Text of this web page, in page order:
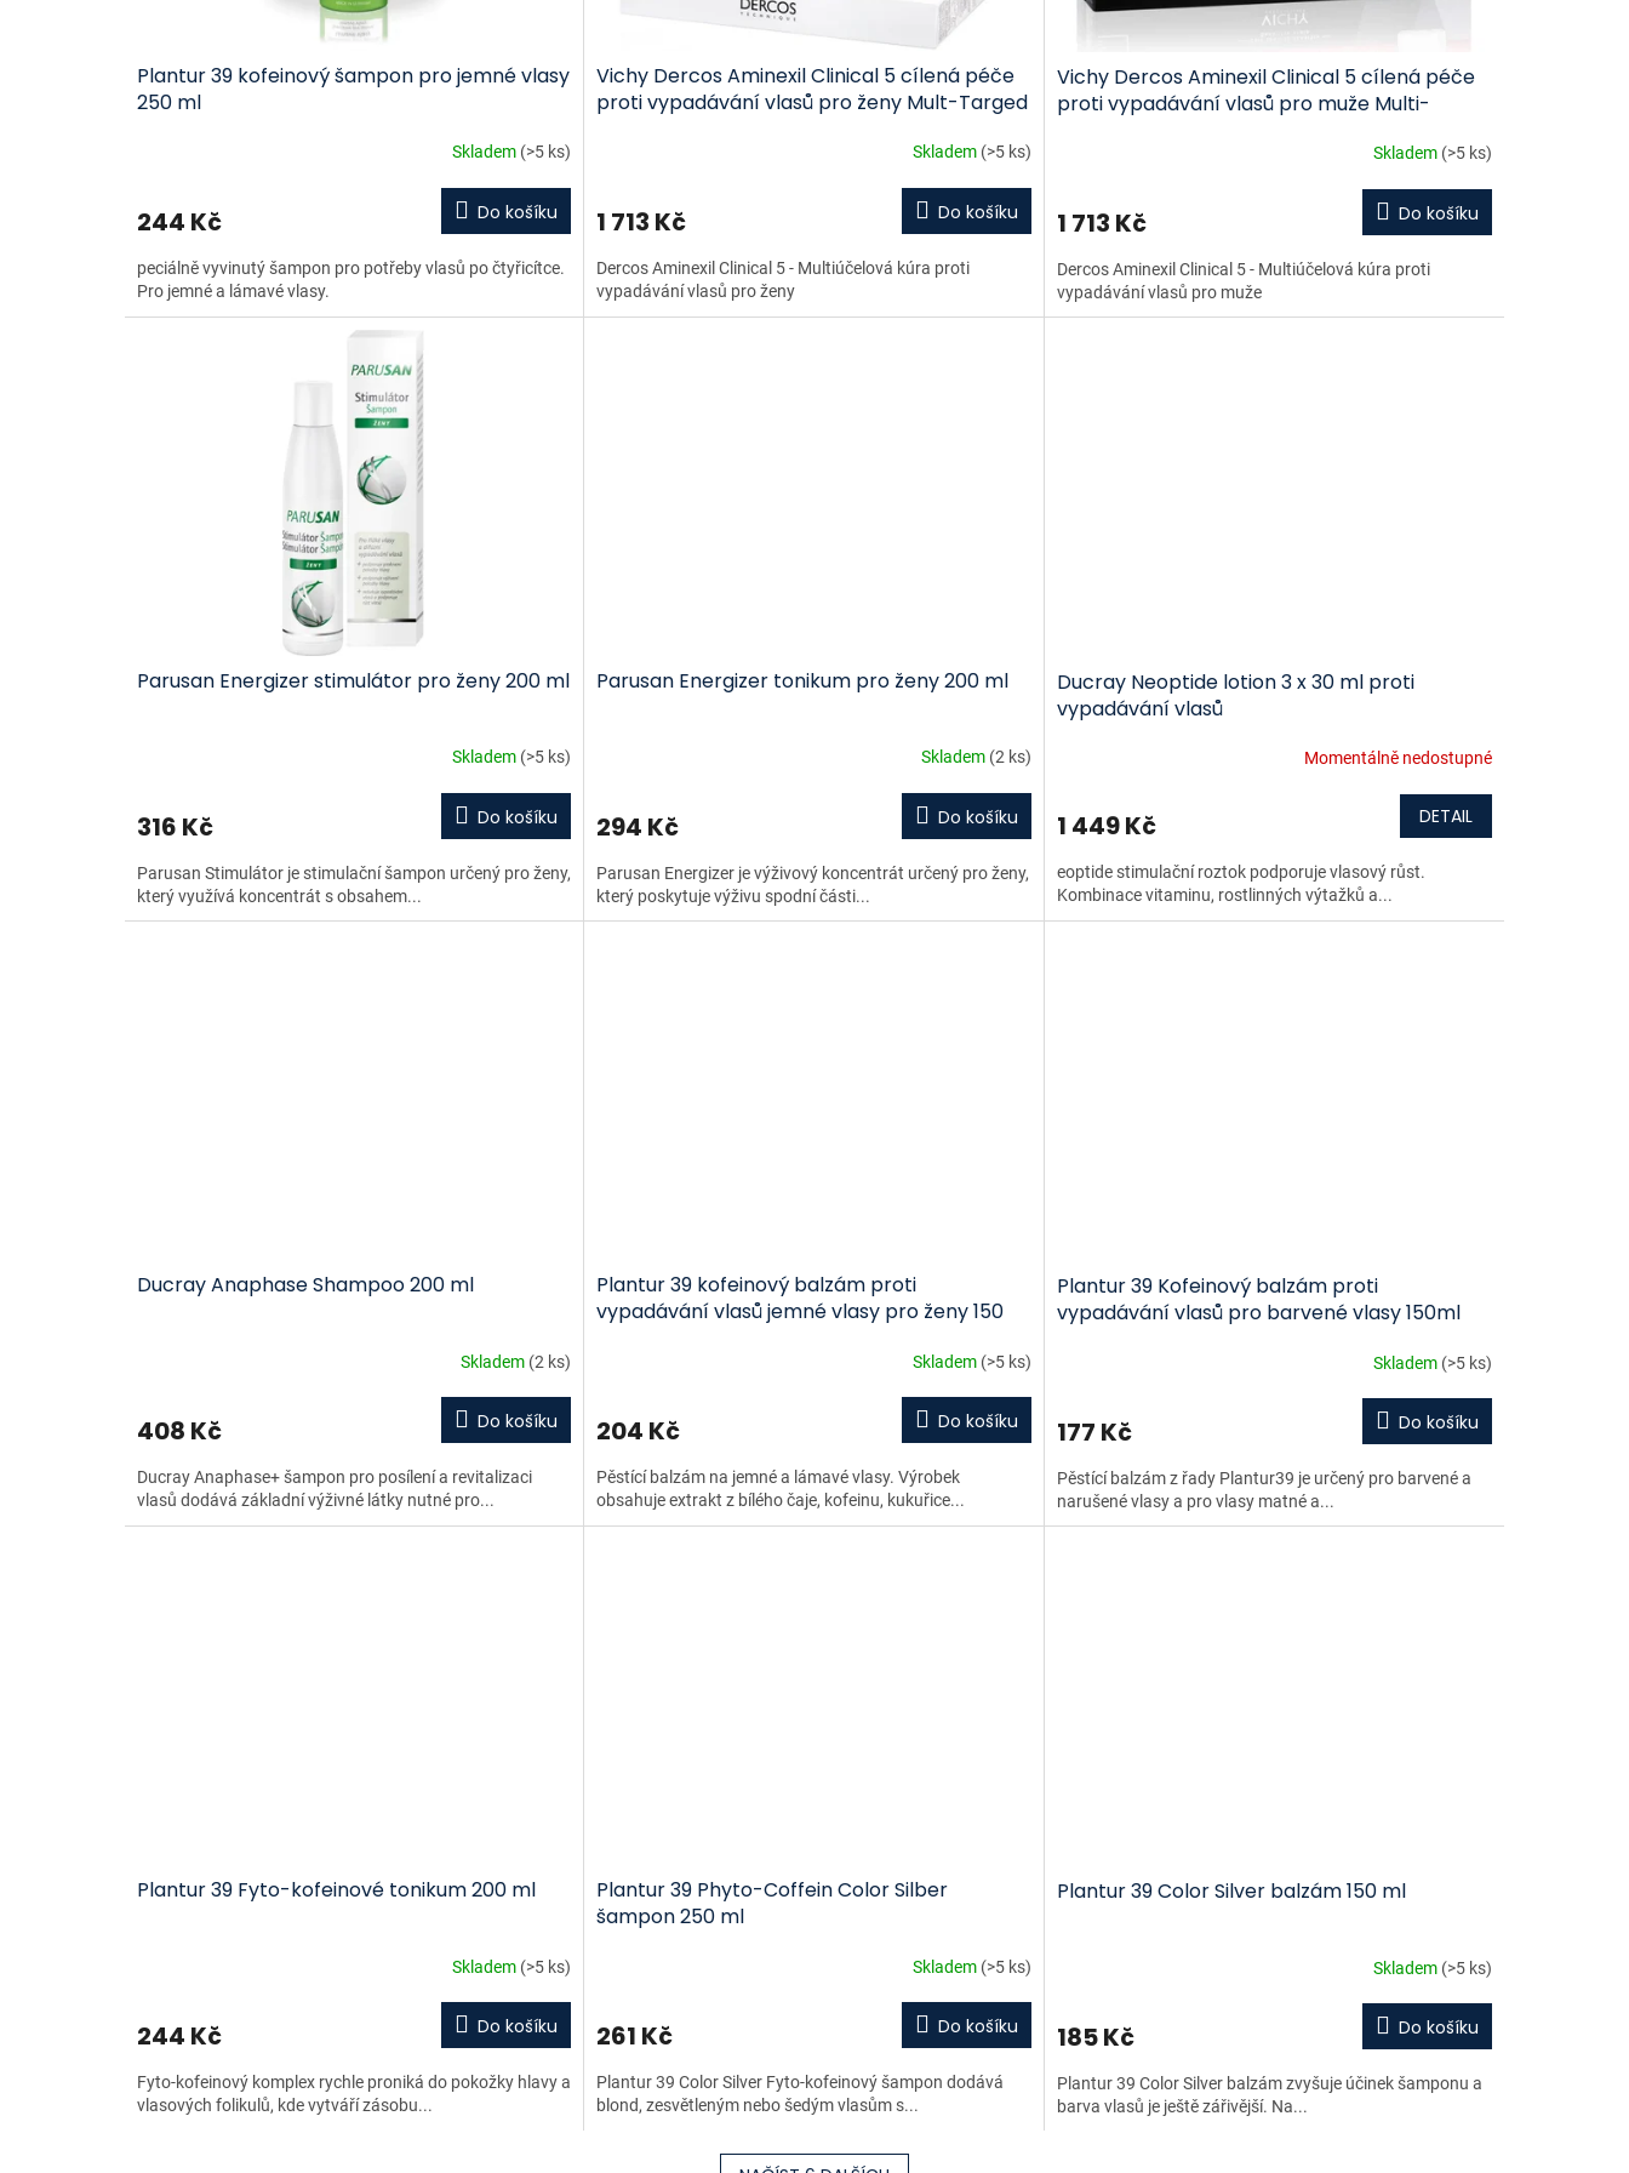
Plantur 39 kofeinový šampon pro jemné vlasy
250 ml
Skladem (>5 ks)
244 Kč Do košíku
peciálně vyvinutý šampon pro potřeby vlasů po čtyřicítce.
Pro jemné a lámavé vlasy.
Vichy Dercos Aminexil Clinical 5 cílená péče
proti vypadávání vlasů pro ženy Mult-Targed
Skladem (>5 ks)
1 713 Kč Do košíku
Dercos Aminexil Clinical 5 - Multiúčelová kúra proti
vypadávání vlasů pro ženy
Vichy Dercos Aminexil Clinical 5 cílená péče
proti vypadávání vlasů pro muže Multi-
Skladem (>5 ks)
1 713 Kč Do košíku
Dercos Aminexil Clinical 5 - Multiúčelová kúra proti
vypadávání vlasů pro muže
Parusan Energizer stimulátor pro ženy 200 ml
Skladem (>5 ks)
316 Kč Do košíku
Parusan Stimulátor je stimulační šampon určený pro ženy,
který využívá koncentrát s obsahem...
Parusan Energizer tonikum pro ženy 200 ml
Skladem (2 ks)
294 Kč Do košíku
Parusan Energizer je výživový koncentrát určený pro ženy,
který poskytuje výživu spodní části...
Ducray Neoptide lotion 3 x 30 ml proti
vypadávání vlasů
Momentálně nedostupné
1 449 Kč DETAIL
eoptide stimulační roztok podporuje vlasový růst.
Kombinace vitaminu, rostlinných výtažků a...
Ducray Anaphase Shampoo 200 ml
Skladem (2 ks)
408 Kč Do košíku
Ducray Anaphase+ šampon pro posílení a revitalizaci
vlasů dodává základní výživné látky nutné pro...
Plantur 39 kofeinový balzám proti
vypadávání vlasů jemné vlasy pro ženy 150
Skladem (>5 ks)
204 Kč Do košíku
Pěstící balzám na jemné a lámavé vlasy. Výrobek
obsahuje extrakt z bílého čaje, kofeinu, kukuřice...
Plantur 39 Kofeinový balzám proti
vypadávání vlasů pro barvené vlasy 150ml
Skladem (>5 ks)
177 Kč Do košíku
Pěstící balzám z řady Plantur39 je určený pro barvené a
narušené vlasy a pro vlasy matné a...
Plantur 39 Fyto-kofeinové tonikum 200 ml
Skladem (>5 ks)
244 Kč Do košíku
Fyto-kofeinový komplex rychle proniká do pokožky hlavy a
vlasových folikulů, kde vytváří zásobu...
Plantur 39 Phyto-Coffein Color Silber
šampon 250 ml
Skladem (>5 ks)
261 Kč Do košíku
Plantur 39 Color Silver Fyto-kofeinový šampon dodává
blond, zesvětleným nebo šedým vlasům s...
Plantur 39 Color Silver balzám 150 ml
Skladem (>5 ks)
185 Kč Do košíku
Plantur 39 Color Silver balzám zvyšuje účinek šamponu a
barva vlasů je ještě zářivější. Na...